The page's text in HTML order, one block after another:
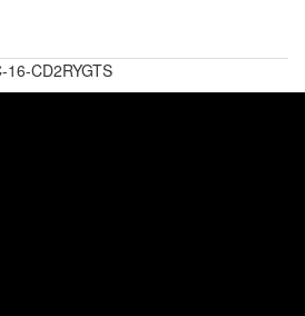
CD2RYGTS